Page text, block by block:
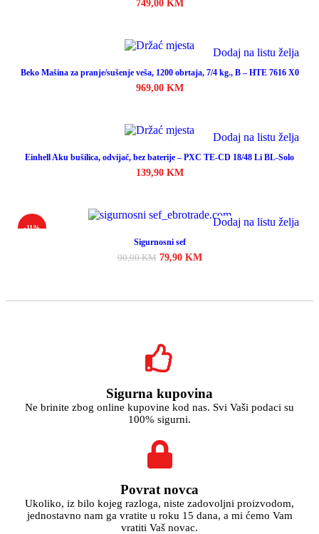
749,00 KM
Dodaj na listu želja
Beko Mašina za pranje/sušenje veša, 1200 obrtaja, 7/4 kg., B – HTE 7616 X0
969,00 KM
Dodaj na listu želja
Einhell Aku bušilica, odvijač, bez baterije – PXC TE-CD 18/48 Li BL-Solo
139,90 KM
-11% Dodaj na listu želja
Sigurnosni sef
90,00KM 79,90 KM
Sigurna kupovina
Ne brinite zbog online kupovine kod nas. Svi Vaši podaci su
100% sigurni.
Povrat novca
Ukoliko, iz bilo kojeg razloga, niste zadovoljni proizvodom,
jednostavno nam ga vratite u roku 15 dana, a mi ćemo Vam
vratiti Vaš novac.